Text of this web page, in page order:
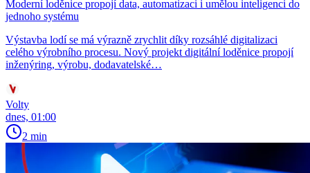
Moderní loděnice propojí data, automatizaci i umělou inteligenci do
jednoho systému
Výstavba lodí se má výrazně zrychlit díky rozsáhlé digitalizaci
celého výrobního procesu. Nový projekt digitální loděnice propojí
inženýring, výrobu, dodavatelské…
Volty
dnes, 01:00
2 min